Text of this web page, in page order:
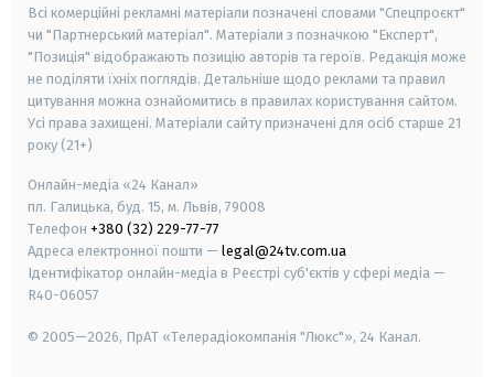
Всі комерційні рекламні матеріали позначені словами "Спецпроєкт"
чи "Партнерський матеріал". Матеріали з позначкою "Експерт",
"Позиція" відображають позицію авторів та героїв. Редакція може
не поділяти їхніх поглядів. Детальніше щодо реклами та правил
цитування можна ознайомитись в правилах користування сайтом.
Усі права захищені. Матеріали сайту призначені для осіб старше 21
року (21+)
Онлайн-медіа «24 Канал»
пл. Галицька, буд. 15, м. Львів, 79008
Телефон +380 (32) 229-77-77
Адреса електронної пошти — legal@24tv.com.ua
Ідентифікатор онлайн-медіа в Реєстрі суб'єктів у сфері медіа —
R40-06057
© 2005—2026, ПрАТ «Телерадіокомпанія "Люкс"», 24 Канал.